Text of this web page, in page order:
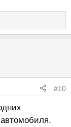
#10
автомобиля.